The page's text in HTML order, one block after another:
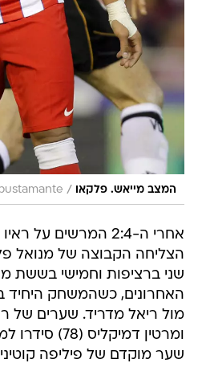
המצב מייאש. פלקאו /
אחרי ה-2:4 המרשים
הצליחה הקבוצה של מנואל
שני ברציפות וחמישי בששת
ומרטין